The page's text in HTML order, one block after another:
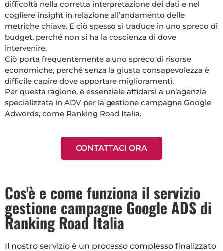
difficoltà nella corretta interpretazione dei dati e nel
cogliere insight in relazione all’andamento delle
metriche chiave. E ciò spesso si traduce in uno spreco di
budget, perché non si ha la coscienza di dove
intervenire.
Ciò porta frequentemente a uno spreco di risorse
economiche, perché senza la giusta consapevolezza è
difficile capire dove apportare miglioramenti.
Per questa ragione, è essenziale affidarsi a un’agenzia
specializzata in ADV per la gestione campagne Google
Adwords, come Ranking Road Italia.
CONTATTACI ORA
Cos'è e come funziona il servizio
gestione campagne Google ADS di
Ranking Road Italia
Il nostro servizio è un processo complesso finalizzato